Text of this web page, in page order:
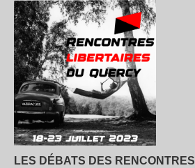
LES DÉBATS DES RENCONTRES